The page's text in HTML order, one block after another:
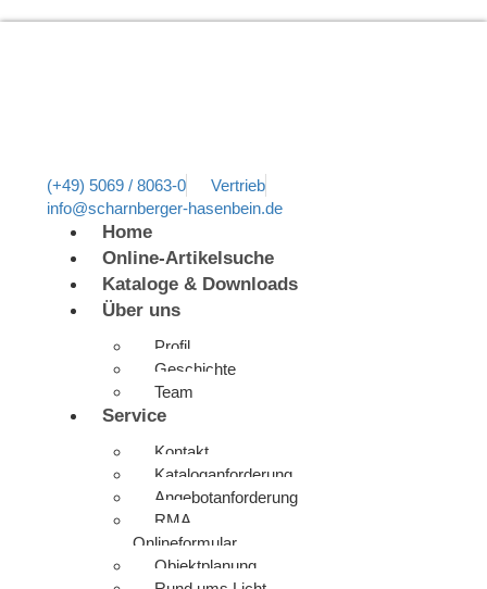
(+49) 5069 / 8063-0
Vertrieb
info@scharnberger-hasenbein.de
Home
Online-Artikelsuche
Kataloge & Downloads
Über uns
Profil
Geschichte
Team
Service
Kontakt
Kataloganforderung
Angebotanforderung
RMA
Onlineformular
Objektplanung